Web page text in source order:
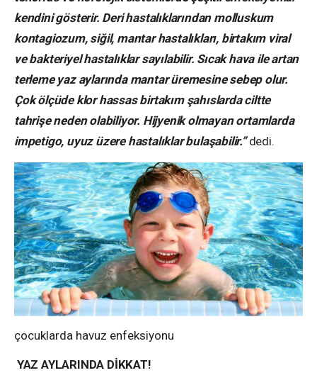
kendini gösterir. Deri hastalıklarından molluskum
kontagiozum, siğil, mantar hastalıkları, birtakım viral
ve bakteriyel hastalıklar sayılabilir. Sıcak hava ile artan
terleme yaz aylarında mantar üremesine sebep olur.
Çok ölçüde klor hassas birtakım şahıslarda ciltte
tahrişe neden olabiliyor. Hijyenik olmayan ortamlarda
impetigo, uyuz üzere hastalıklar bulaşabilir.”dedi.
çocuklarda havuz enfeksiyonu
YAZ AYLARINDA DİKKAT!